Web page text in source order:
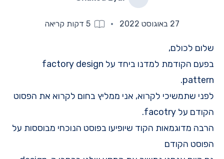
27 באוגוסט 2022 ·
5 דקות קריאה
שלום לכולם,
בפעם הקודמת למדנו ביחד על factory design
pattern
.
לפני שתמשיכי לקרוא, אני ממליץ בחום לקרוא את הפסוט
הקודם על facotry.
הרבה מדוגמאות הקוד שיופיעו בפוסט הנוכחי מבוססות על
הפוסט הקודם